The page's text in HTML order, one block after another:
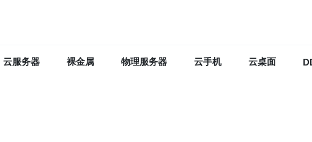
云服务器 裸金属 物理服务器 云手机 云桌面